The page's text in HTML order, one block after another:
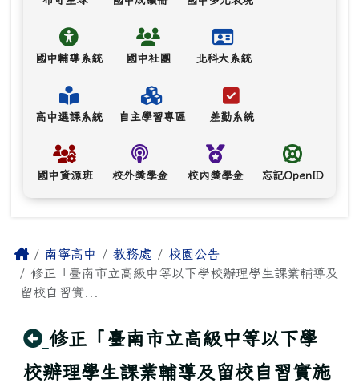
國中輔導系統 國中社團 北科大系統
高中選課系統 自主學習專區 差勤系統
國中資源班 校外獎學金 校內獎學金 忘記OpenID
主內容區域
Home南寧高中 教務處
校園公告
修正「臺南市立高級中等以下學校辦理學生課業輔導及
留校自習實...
回上頁
修正「臺南市立高級中等以下學
校辦理學生課業輔導及留校自習實施